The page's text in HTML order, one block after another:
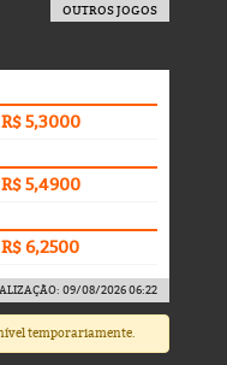
OUTROS JOGOS
R$ 5,3000
R$ 5,4900
R$ 6,2500
09/08/2026 06:22
temporariamente.